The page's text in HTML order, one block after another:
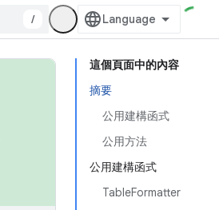
/
這個頁面中的內容
摘要
公用建構函式
公用方法
公用建構函式
TableFormatter